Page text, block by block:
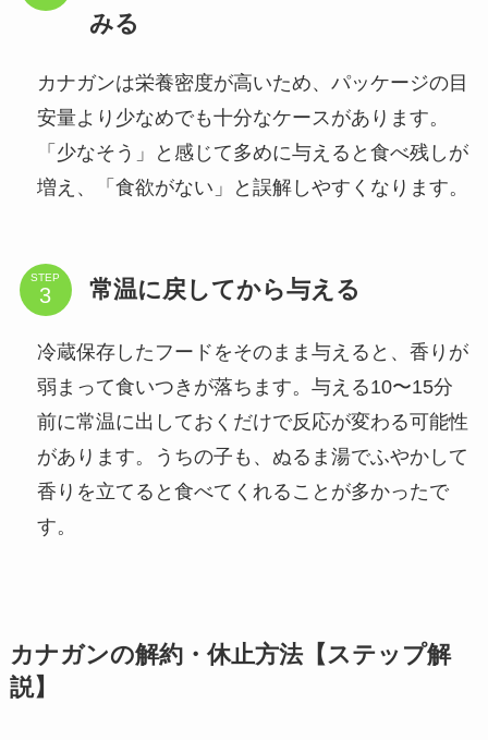
みる
カナガンは栄養密度が高いため、パッケージの目
安量より少なめでも十分なケースがあります。
「少なそう」と感じて多めに与えると食べ残しが
増え、「食欲がない」と誤解しやすくなります。
STEP 常温に戻してから与える
冷蔵保存したフードをそのまま与えると、香りが
弱まって食いつきが落ちます。与える10〜15分
前に常温に出しておくだけで反応が変わる可能性
があります。うちの子も、ぬるま湯でふやかして
香りを立てると食べてくれることが多かったで
す。
カナガンの解約・休止方法【ステップ解
説】